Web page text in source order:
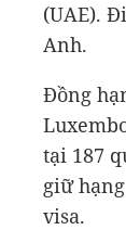
(UAE).
Anh.
Đồng
tại 187
giữ
visa.